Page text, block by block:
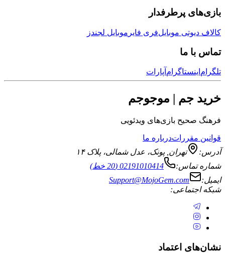
پرطرفدار
موبایلفری فایرموبایل لجندز
ما
آپارات
جم | موجوجم
بازی‌های ویدئویی
درباره ما
تهران ,پونک، عدل شمالی، پلاک ۱۴
02191010414 (20 خط)
Support@MojoGem.com
اعتماد